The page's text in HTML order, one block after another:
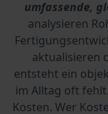
umfassende,
analysieren
aktualisieren
entsteht ein
im Alltag oft
Kosten. Wer